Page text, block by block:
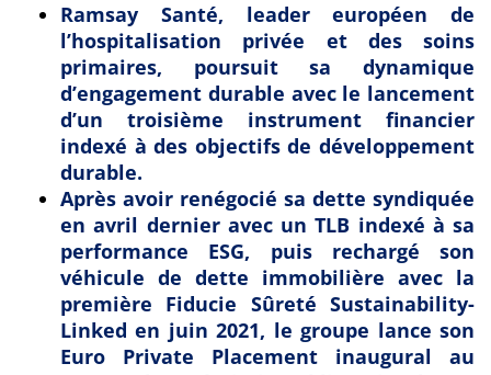
Ramsay Santé, leader européen de
l’hospitalisation privée et des soins
primaires, poursuit sa dynamique
d’engagement durable avec le lancement
d’un troisième instrument financier
indexé à des objectifs de développement
durable.
Après avoir renégocié sa dette syndiquée
en avril dernier avec un TLB indexé à sa
performance ESG, puis rechargé son
véhicule de dette immobilière avec la
première Fiducie Sûreté Sustainability-
Linked en juin 2021, le groupe lance son
Euro Private Placement inaugural au